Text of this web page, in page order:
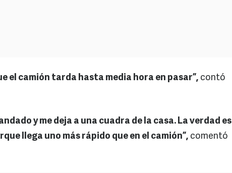
el camión tarda hasta media hora en pasar”, contó
y me deja a una cuadra de la casa. La verdad es
llega uno más rápido que en el camión”, comentó